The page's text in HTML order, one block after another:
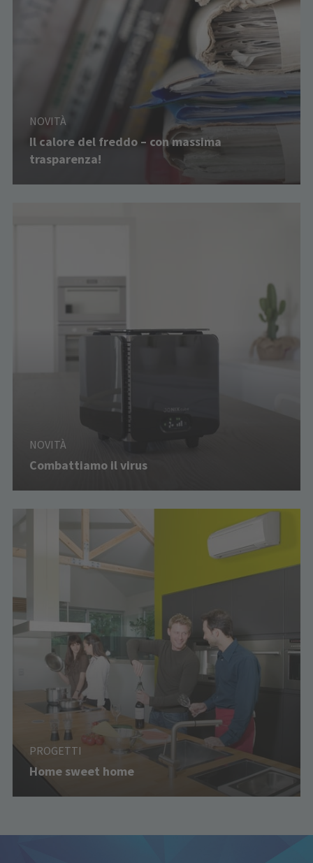
NOVITÀ
Il calore del freddo – con massima
trasparenza!
NOVITÀ
Combattiamo il virus
PROGETTI
Home sweet home